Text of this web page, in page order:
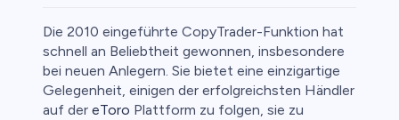
Die 2010 eingeführte CopyTrader-Funktion hat
schnell an Beliebtheit gewonnen, insbesondere
bei neuen Anlegern. Sie bietet eine einzigartige
Gelegenheit, einigen der erfolgreichsten Händler
auf der eToro Plattform zu folgen, sie zu